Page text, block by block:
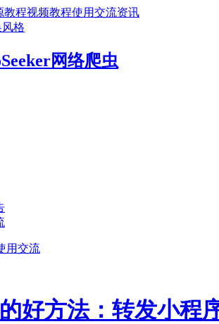
教程视频教程使用交流资讯
格
用交流
好方法：转发小程